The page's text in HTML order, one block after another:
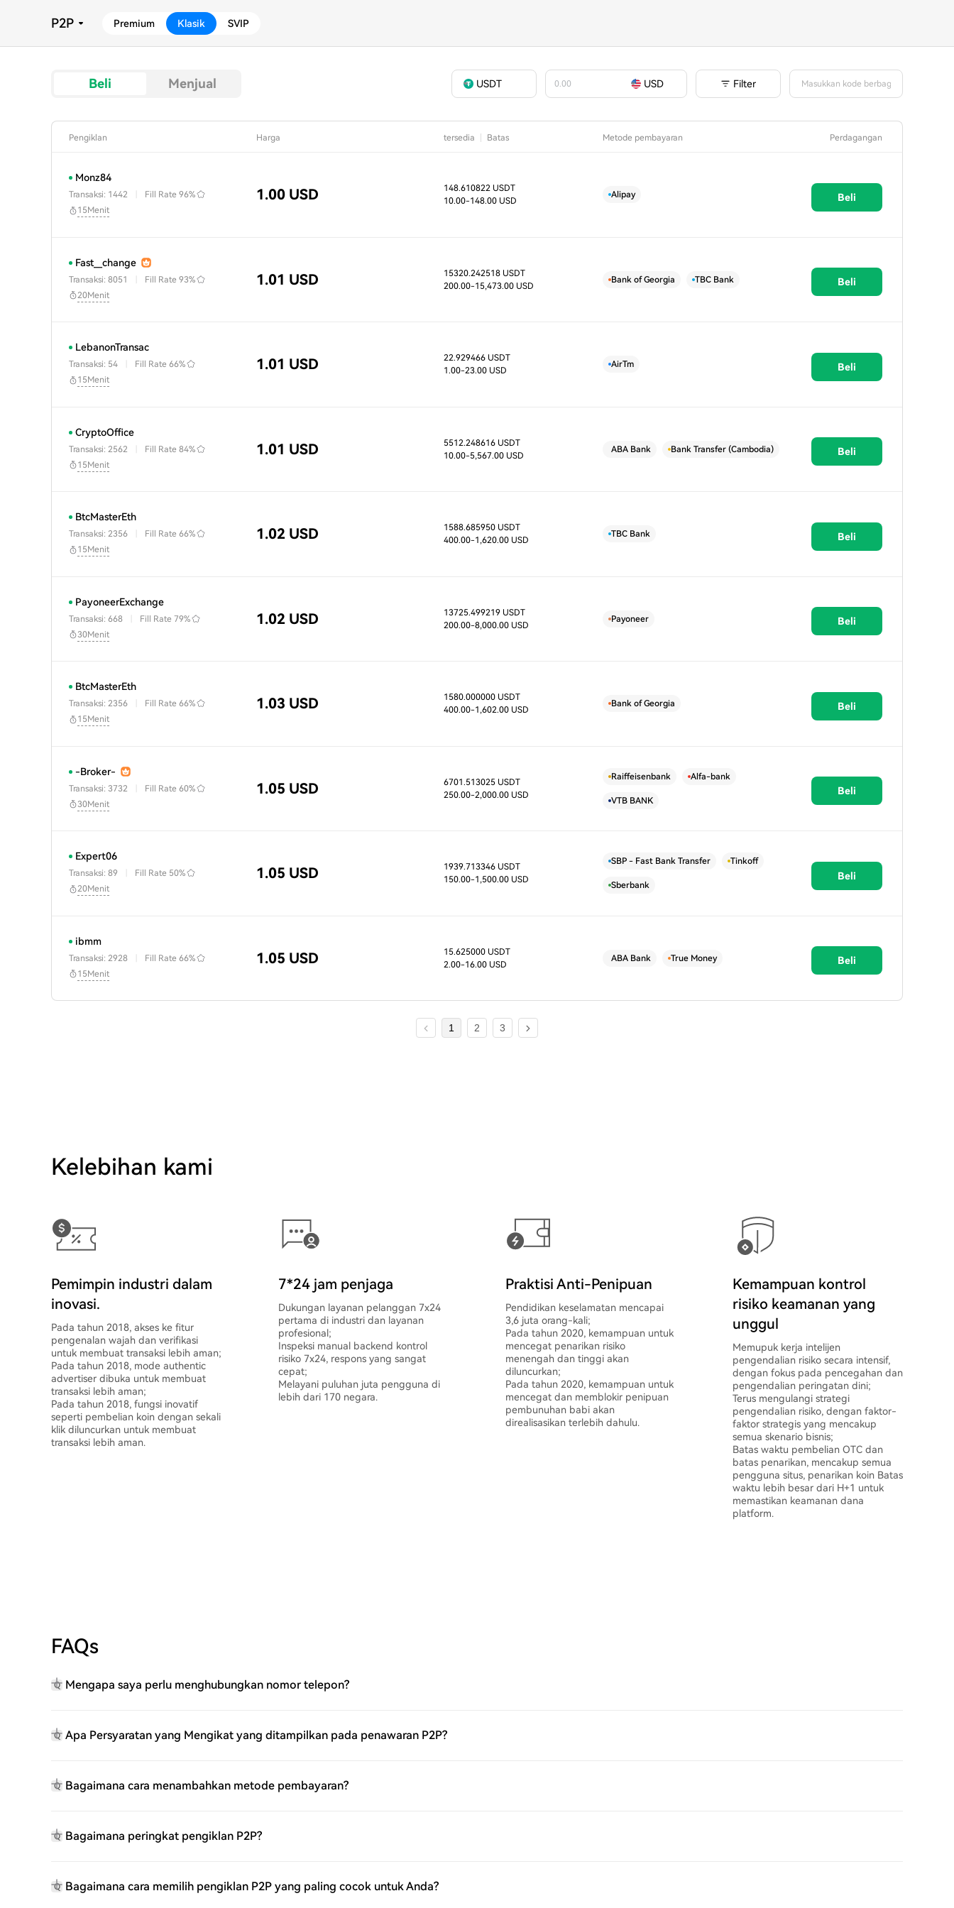
P2P Premium Klasik SVIP
Beli Menjual USDT USD Filter
Pengiklan Harga tersedia Batas Metode pembayaran Perdagangan
Monz84
Transaksi: 1442 Fill Rate 96%
15Menit
1.00 USD
148.610822 USDT
10.00-148.00 USD
Alipay Beli
Fast__change
Transaksi: 8051 Fill Rate 93%
20Menit
1.01 USD
15320.242518 USDT
200.00-15,473.00 USD
Bank of Georgia TBC Bank Beli
LebanonTransac
Transaksi: 54 Fill Rate 66%
15Menit
1.01 USD
22.929466 USDT
1.00-23.00 USD
AirTm Beli
CryptoOffice
Transaksi: 2562 Fill Rate 84%
15Menit
1.01 USD
5512.248616 USDT
10.00-5,567.00 USD
ABA Bank Bank Transfer (Cambodia) Beli
BtcMasterEth
Transaksi: 2356 Fill Rate 66%
15Menit
1.02 USD
1588.685950 USDT
400.00-1,620.00 USD
TBC Bank Beli
PayoneerExchange
Transaksi: 668 Fill Rate 79%
30Menit
1.02 USD
13725.499219 USDT
200.00-8,000.00 USD
Payoneer Beli
BtcMasterEth
Transaksi: 2356 Fill Rate 66%
15Menit
1.03 USD
1580.000000 USDT
400.00-1,602.00 USD
Bank of Georgia Beli
-Broker-
Transaksi: 3732 Fill Rate 60%
30Menit
1.05 USD
6701.513025 USDT
250.00-2,000.00 USD
Raiffeisenbank Alfa-bank
VTB BANK
Beli
Expert06
Transaksi: 89 Fill Rate 50%
20Menit
1.05 USD
1939.713346 USDT
150.00-1,500.00 USD
SBP - Fast Bank Transfer Tinkoff
Sberbank
Beli
ibmm
Transaksi: 2928 Fill Rate 66%
15Menit
1.05 USD
15.625000 USDT
2.00-16.00 USD
ABA Bank True Money Beli
1 2 3
Kelebihan kami
Pemimpin industri dalam
inovasi.
Pada tahun 2018, akses ke fitur
pengenalan wajah dan verifikasi
untuk membuat transaksi lebih aman;
Pada tahun 2018, mode authentic
advertiser dibuka untuk membuat
transaksi lebih aman;
Pada tahun 2018, fungsi inovatif
seperti pembelian koin dengan sekali
klik diluncurkan untuk membuat
transaksi lebih aman.
7*24 jam penjaga
Dukungan layanan pelanggan 7x24
pertama di industri dan layanan
profesional;
Inspeksi manual backend kontrol
risiko 7x24, respons yang sangat
cepat;
Melayani puluhan juta pengguna di
lebih dari 170 negara.
Praktisi Anti-Penipuan
Pendidikan keselamatan mencapai
3,6 juta orang-kali;
Pada tahun 2020, kemampuan untuk
mencegat penarikan risiko
menengah dan tinggi akan
diluncurkan;
Pada tahun 2020, kemampuan untuk
mencegat dan memblokir penipuan
pembunuhan babi akan
direalisasikan terlebih dahulu.
Kemampuan kontrol
risiko keamanan yang
unggul
Memupuk kerja intelijen
pengendalian risiko secara intensif,
dengan fokus pada pencegahan dan
pengendalian peringatan dini;
Terus mengulangi strategi
pengendalian risiko, dengan faktor-
faktor strategis yang mencakup
semua skenario bisnis;
Batas waktu pembelian OTC dan
batas penarikan, mencakup semua
pengguna situs, penarikan koin Batas
waktu lebih besar dari H+1 untuk
memastikan keamanan dana
platform.
FAQs
Q Mengapa saya perlu menghubungkan nomor telepon?
Q Apa Persyaratan yang Mengikat yang ditampilkan pada penawaran P2P?
Q Bagaimana cara menambahkan metode pembayaran?
Q Bagaimana peringkat pengiklan P2P?
Q Bagaimana cara memilih pengiklan P2P yang paling cocok untuk Anda?